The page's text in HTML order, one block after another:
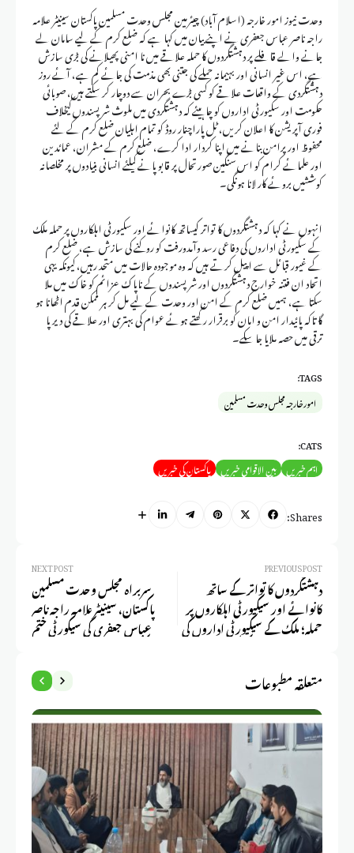
وحدت نیوز امور خارجہ (اسلام آباد) چیئرمین مجلس وحدت مسلمین پاکستان سینیٹر علامہ
راجہ ناصر عباس جعفری نے اپنے بیان میں کہا ہے کہ ضلع کرم کے لیے سامان لے
جانے والے قافلے پر دہشتگردوں کا حملہ علاقے میں نا امنی پھیلانے کی بڑی سازش
ہے، اس غیر انسانی اور بہیمانہ حملے کی جتنی بھی مذمت کی جائے کم ہے، آئے روز
دہشتگردی کے واقعات علاقے کو کسی بڑے بحران سے دوچار کر سکتے ہیں، صوبائی
حکومت اور سکیورٹی اداروں کو چاہیئے کہ دہشتگردی میں ملوث شرپسندوں کیخلاف
فوری آپریشن کا اعلان کریں، ٹل پاراچنار روڈ کو تمام اہلیان ضلع کرم کے لئے
محفوظ اور پرامن بنانے میں اپنا کردار ادا کرے، ضلع کرم کے مشران، عمائدین
اور علمائے کرام کو اس سنگین صورتحال پر قابو پانے کیلئے انسانی بنیادوں پر مخلصانہ
کوششیں بروئے کار لانا ہونگی۔
انہوں نے کہا کہ دہشتگردوں کا تواتر کیساتھ کانوائے اور سکیورٹی اہلکاروں پر حملہ ملک
کے سکیورٹی اداروں کی دفاعی رسد وآمدورفت کو روکنے کی سازش ہے، ضلع کرم
کے غیور قبائل سے اپیل کرتے ہیں کہ وہ موجودہ حالات میں متحد رہیں، کیونکہ یہی
اتحاد ان فتنہ خوارج دہشتگردوں اور شرپسندوں کے ناپاک عزائم کو خاک میں ملا
سکتا ہے، ہمیں ضلع کرم کے امن اور وحدت کے لیے مل کر ہر ممکن قدم اٹھانا ہو
گا تاکہ پائیدار امن و امان کو برقرار رکھتے ہوئے عوام کی بہتری اور علاقے کی دیرپا
ترقی میں حصہ ملایا جا سکے۔
TAGS:
امور خارجہ مجلس وحدت مسلمین
CATS:
اہم خبریں بین الاقوامی خبریں پاکستان کی خبریں
Shares:
PREVIOUS POST
دہشتگردوں کا تواتر کے ساتھ
کانوائے اور سیکیورٹی اہلکاروں پر
حملہ؛ ملک کے سیکیورٹی اداروں کی
سینیٹر علامہ راجہ ناصر عباس جعفری
NEXT POST
سربراہ مجلس وحدت مسلمین
پاکستان، سینیٹر علامہ راجہ ناصر
عباس جعفری کی سیکورٹی ختم
انتقامی اقدام ہے، ترجمان ایم
ڈبلیوایم متعلقہ مطبوعات